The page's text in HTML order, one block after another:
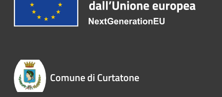
Comune di Curtatone